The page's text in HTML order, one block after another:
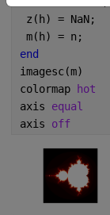
z(h) = NaN;
m(h) = n;
end
imagesc(m)
colormap hot
axis equal
axis off